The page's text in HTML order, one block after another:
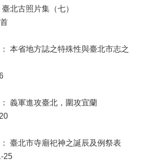
北古照片集（七）
本省地方誌之特殊性與臺北市志之
義軍進攻臺北，圍攻宜蘭
臺北市寺廟祀神之誕辰及例祭表
25